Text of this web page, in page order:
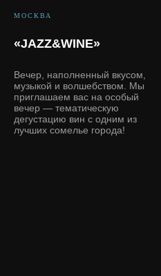
МОСКВА
«JAZZ&WINE»
Вечер, наполненный вкусом,
музыкой и волшебством. Мы
приглашаем вас на особый
вечер — тематическую
дегустацию вин с одним из
лучших сомелье города!